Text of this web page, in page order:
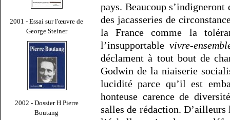
2001 - Essai sur l'œuvre de
George Steiner
2002 - Dossier H Pierre
Boutang
pays. Beaucoup
des jacasseries de
la France comme la
l’insupportable vivre-
déclament à tout bout de
Godwin de la niaiserie
lucidité parce qu’il est
honteuse carence de
salles de rédaction.